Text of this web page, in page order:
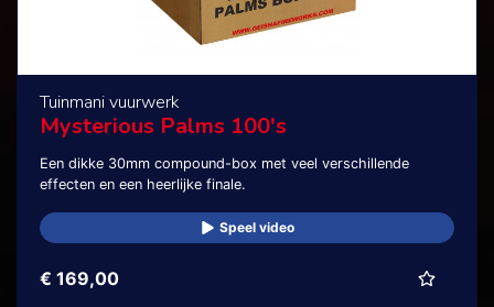
Tuinmani vuurwerk
Mysterious Palms 100's
Een dikke 30mm compound-box met veel verschillende
effecten en een heerlijke finale.
Speel video
€ 169,00